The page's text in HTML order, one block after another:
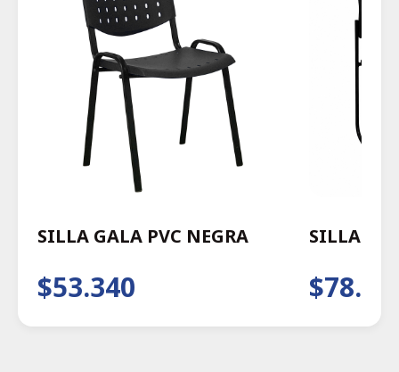
SILLA GALA PVC NEGRA
$53.340
SILLA